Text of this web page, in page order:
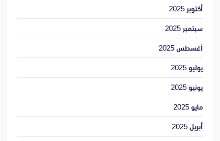
أكتوبر 2025
سبتمبر 2025
أغسطس 2025
يوليو 2025
يونيو 2025
مايو 2025
أبريل 2025